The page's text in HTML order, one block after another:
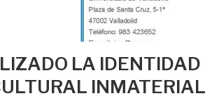
LA IDENTIDAD
INMATERIAL